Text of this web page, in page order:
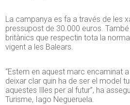
La campanya es fa a través de les
pressupost de 30.000 euros.
britànics que respectin tota la
vigent a les Balears.
“Estem en aquest marc encaminat
deixar clar quin ha de ser el model
aquestes Illes per al futur”, ha
Turisme, Iago Negueruela.